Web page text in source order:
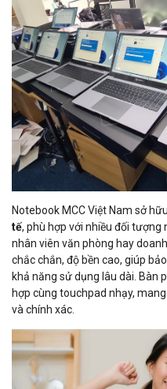
Notebook MCC Việt Nam sở hữu
tế, phù hợp với nhiều đối tượng
nhân viên văn phòng hay
chắc chắn, độ bền cao, giúp
khả năng sử dụng lâu dài. Bàn
hợp cùng touchpad nhạy,
và chính xác.